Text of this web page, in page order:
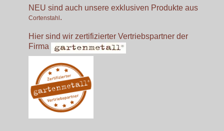
NEU sind auch unsere exklusiven Produkte aus
Cortenstahl.
Hier sind wir zertifizierter Vertriebspartner der
Firma